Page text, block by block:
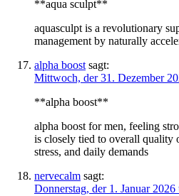
**aqua sculpt**
aquasculpt is a revolutionary
management by naturally
alpha boost sagt:
Mittwoch, der 31. Dezember
**alpha boost**
alpha boost for men, feeling
is closely tied to overall quality
stress, and daily demands
nervecalm sagt:
Donnerstag, der 1. Januar